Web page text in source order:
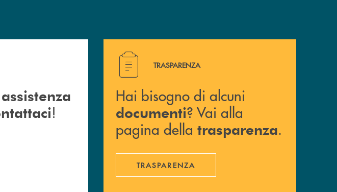
immediata? Contattaci !
assistenza
!
Hai bisogno di alcuni documenti ? Vai alla pagina della
TRASPARENZA
Hai bisogno di alcuni
documenti? Vai alla
pagina della trasparenza.
TRASPARENZA